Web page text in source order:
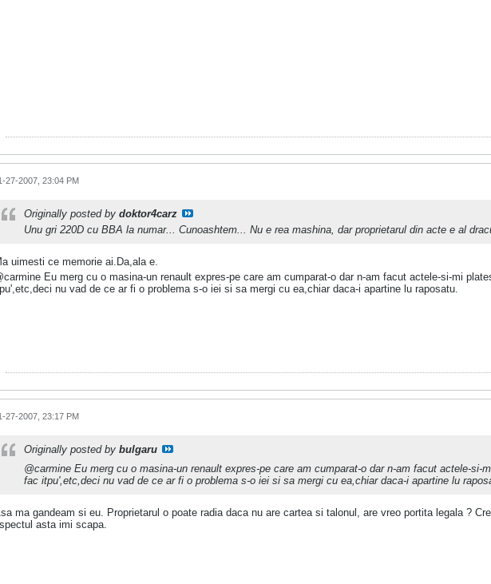
27-2007, 23:04 PM
Originally posted by doktor4carz
Unu gri 220D cu BBA la numar... Cunoashtem... Nu e rea mashina, dar proprietarul din acte e al
uimesti ce memorie ai.Da,ala e.
Eu merg cu o masina-un renault expres-pe care am cumparat-o dar n-am facut actele-si-mi
nu vad de ce ar fi o problema s-o iei si sa mergi cu ea,chiar daca-i apartine lu raposatu.
27-2007, 23:17 PM
Originally posted by bulgaru
@carmine Eu merg cu o masina-un renault expres-pe care am cumparat-o dar n-am facut actele-si-
fac itpu',etc,deci nu vad de ce ar fi o problema s-o iei si sa mergi cu ea,chiar daca-i apartine lu
ma gandeam si eu. Proprietarul o poate radia daca nu are cartea si talonul, are vreo portita legala ?
asta imi scapa.